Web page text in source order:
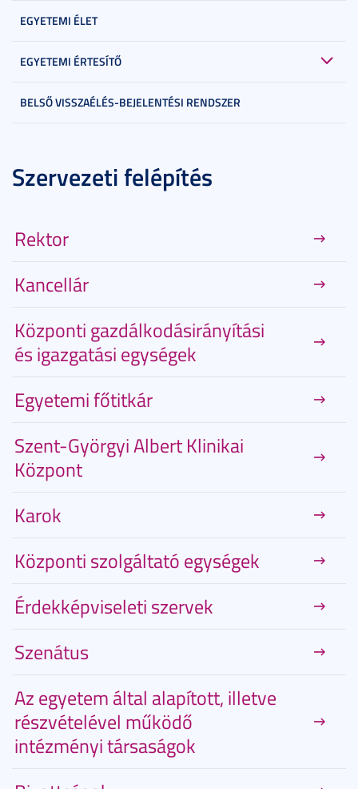
EGYETEMI ÉLET
EGYETEMI ÉRTESÍTŐ
BELSŐ VISSZAÉLÉS-BEJELENTÉSI RENDSZER
Szervezeti felépítés
Rektor
Kancellár
Központi gazdálkodásirányítási
és igazgatási egységek
Egyetemi főtitkár
Szent-Györgyi Albert Klinikai
Központ
Karok
Központi szolgáltató egységek
Érdekképviseleti szervek
Szenátus
Az egyetem által alapított, illetve
részvételével működő
intézményi társaságok